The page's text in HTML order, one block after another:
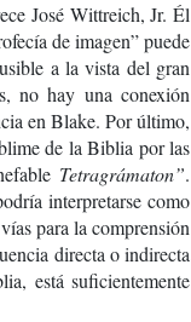
José Wittreich, Jr. Él
de imagen” puede
a la vista del gran
no hay una conexión
en Blake. Por último,
de la Biblia por las
Tetragrámaton”.
interpretarse como
para la comprensión
directa o indirecta
está suficientemente